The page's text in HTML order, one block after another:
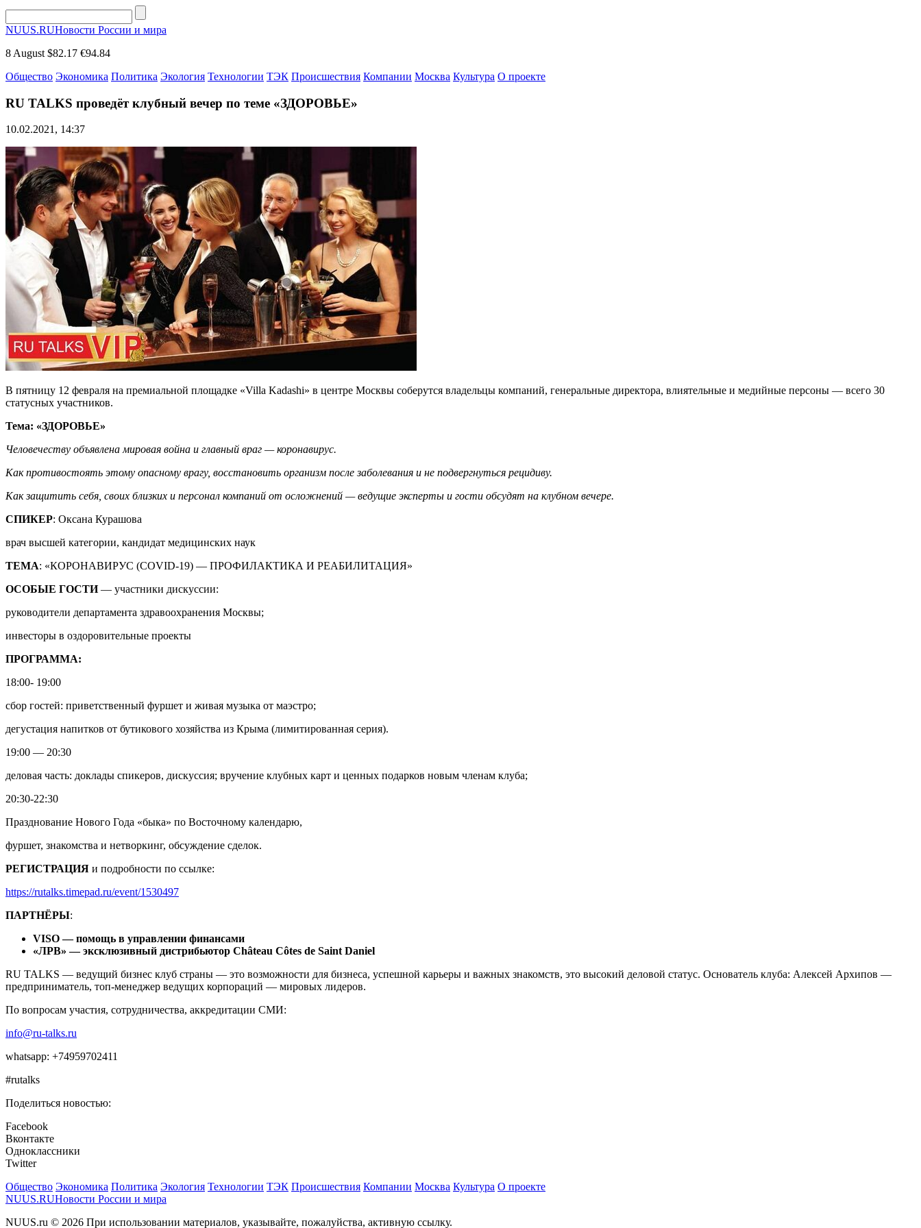
NUUS.RUНовости России и мира
8 August $82.17 €94.84
Общество Экономика Политика Экология Технологии ТЭК Происшествия Компании Москва Культура О проекте
RU TALKS проведёт клубный вечер по теме «ЗДОРОВЬЕ»
10.02.2021, 14:37
В пятницу 12 февраля на премиальной площадке «Villa Kadashi» в центре Москвы соберутся владельцы компаний, генеральные директора, влиятельные и медийные персоны — всего 30
статусных участников.
Тема: «ЗДОРОВЬЕ»
Человечеству объявлена мировая война и главный враг — коронавирус.
Как противостоять этому опасному врагу, восстановить организм после заболевания и не подвергнуться рецидиву.
Как защитить себя, своих близких и персонал компаний от осложнений — ведущие эксперты и гости обсудят на клубном вечере.
СПИКЕР: Оксана Курашова
врач высшей категории, кандидат медицинских наук
ТЕМА: «КОРОНАВИРУС (COVID-19) — ПРОФИЛАКТИКА И РЕАБИЛИТАЦИЯ»
ОСОБЫЕ ГОСТИ— участники дискуссии:
руководители департамента здравоохранения Москвы;
инвесторы в оздоровительные проекты
ПРОГРАММА:
18:00- 19:00
сбор гостей: приветственный фуршет и живая музыка от маэстро;
дегустация напитков от бутикового хозяйства из Крыма (лимитированная серия).
19:00 — 20:30
деловая часть: доклады спикеров, дискуссия; вручение клубных карт и ценных подарков новым членам клуба;
20:30-22:30
Празднование Нового Года «быка» по Восточному календарю,
фуршет, знакомства и нетворкинг, обсуждение сделок.
РЕГИСТРАЦИЯ и подробности по ссылке:
https://rutalks.timepad.ru/event/1530497
ПАРТНЁРЫ:
VISO — помощь в управлении финансами
«ЛРВ» — эксклюзивный дистрибьютор Château Côtes de Saint Daniel
RU TALKS — ведущий бизнес клуб страны — это возможности для бизнеса, успешной карьеры и важных знакомств, это высокий деловой статус. Основатель клуба: Алексей Архипов —
предприниматель, топ-менеджер ведущих корпораций — мировых лидеров.
По вопросам участия, сотрудничества, аккредитации СМИ:
info@ru-talks.ru
whatsapp: +74959702411
#rutalks
Поделиться новостью:
Facebook
Вконтакте
Одноклассники
Twitter
Общество Экономика Политика Экология Технологии ТЭК Происшествия Компании Москва Культура О проекте
NUUS.RUНовости России и мира
NUUS.ru © 2026 При использовании материалов, указывайте, пожалуйства, активную ссылку.